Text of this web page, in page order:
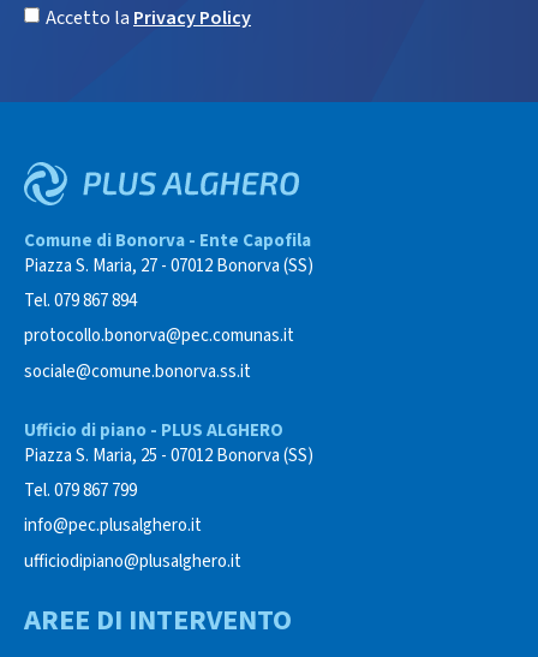
Accetto la Privacy Policy
Comune di Bonorva - Ente Capofila
Piazza S. Maria, 27 - 07012 Bonorva (SS)
Tel. 079 867 894
protocollo.bonorva@pec.comunas.it
sociale@comune.bonorva.ss.it
Ufficio di piano - PLUS ALGHERO
Piazza S. Maria, 25 - 07012 Bonorva (SS)
Tel. 079 867 799
info@pec.plusalghero.it
ufficiodipiano@plusalghero.it
AREE DI INTERVENTO